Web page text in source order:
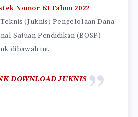
Nomor 63 Tahun 2022
(Juknis) Pengelolaan Dana
Satuan Pendidikan (BOSP)
dibawah ini.
DOWNLOAD JUKNIS